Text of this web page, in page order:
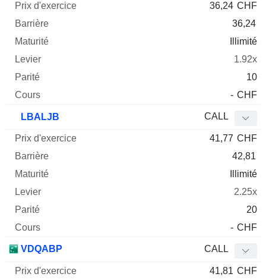
36,24 CHF
36,24
Illimité
1.92x
10
- CHF
LBALJB CALL
41,77 CHF
42,81
Illimité
2.25x
20
- CHF
VDQABP CALL
41,81 CHF